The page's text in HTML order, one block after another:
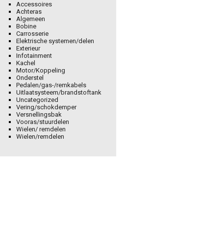
motorregelapparaat
Accessoires
Achteras
Algemeen
Bobine
Carrosserie
Elektrische systemen/delen
Exterieur
Infotainment
Kachel
Motor/Koppeling
Onderstel
Pedalen/gas-/remkabels
Uitlaatsysteem/brandstoftank
Uncategorized
Vering/schokdemper
Versnellingsbak
Vooras/stuurdelen
Wielen/ remdelen
Wielen/remdelen